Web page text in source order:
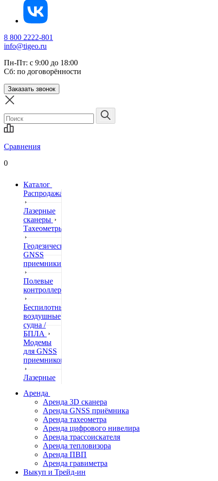
8 800 2222-801
info@tigeo.ru
Пн-Пт: с 9:00 до 18:00
Сб: по договорённости
Заказать звонок
Сравнения
0
Каталог
Распродажа
Лазерные
сканеры
Тахеометры
Геодезические
GNSS
приемники
Полевые
контроллеры
Беспилотные
воздушные
судна /
БПЛА
Модемы
для GNSS
приемников
Лазерные
Нивелиры
Теодолиты
Трассоискатели
Неразрушающий
контроль
Аксессуары
Аренда
Аренда 3D сканера
Аренда GNSS приёмника
Аренда тахеометра
Аренда цифрового нивелира
Аренда трассоискателя
Аренда тепловизора
Аренда ПВП
Аренда гравиметра
Выкуп и Трейд-ин